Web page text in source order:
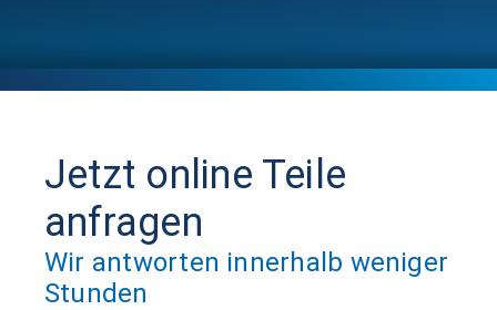
Jetzt online Teile
anfragen
Wir antworten innerhalb weniger
Stunden